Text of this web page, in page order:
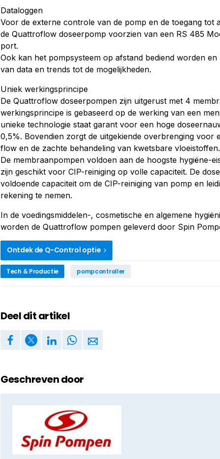
Dataloggen
Voor de externe controle van de pomp en de toegang tot
de Quattroflow doseerpomp voorzien van een RS 485
port.
Ook kan het pompsysteem op afstand bediend worden
van data en trends tot de mogelijkheden.
Uniek werkingsprincipe
De Quattroflow doseerpompen zijn uitgerust met 4
werkingsprincipe is gebaseerd op de werking van een
unieke technologie staat garant voor een hoge
0,5%. Bovendien zorgt de uitgekiende overbrenging voor
flow en de zachte behandeling van kwetsbare vloeistoffen.
De membraanpompen voldoen aan de hoogste hygiëne-
zijn geschikt voor CIP-reiniging op volle capaciteit. De
voldoende capaciteit om de CIP-reiniging van pomp en
rekening te nemen.
In de voedingsmiddelen-, cosmetische en algemene
worden de Quattroflow pompen geleverd door Spin
Ontdek de Q-Control optie
Tech & Productie pompcontroller
Deel dit artikel
Geschreven door